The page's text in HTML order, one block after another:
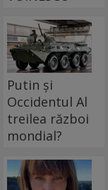
Putin și
Occidentul Al
treilea război
mondial?